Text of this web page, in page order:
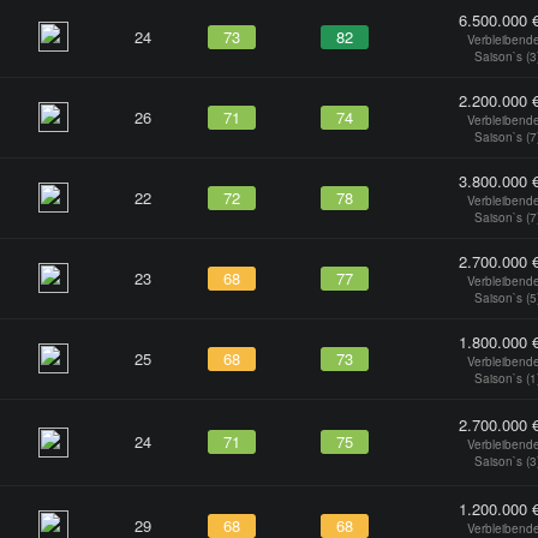
24 73 82
6.500.000
Saison`s
26 71 74
2.200.000
Saison`s
22 72 78
3.800.000
Saison`s
23 68 77
2.700.000
Saison`s
25 68 73
1.800.000
Saison`s
24 71 75
2.700.000
Saison`s
29 68 68
1.200.000